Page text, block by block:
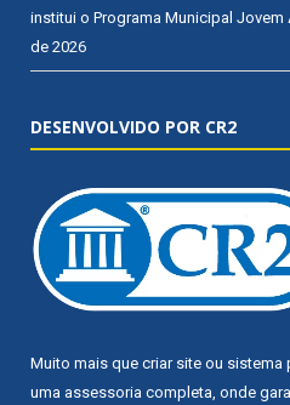
institui o Programa Municipal Jovem
de 2026
DESENVOLVIDO POR CR2
Muito mais que criar site ou sistema
uma assessoria completa, onde